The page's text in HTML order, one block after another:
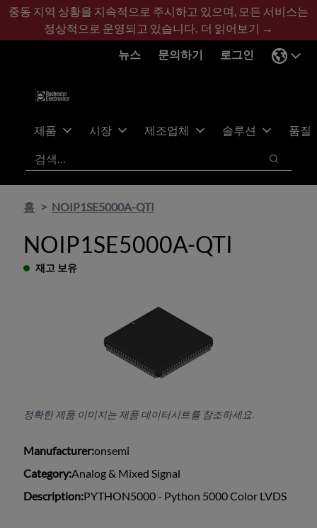
기
콘
바
글
중동 지역 상황을 지속적으로 주시하고 있으며, 모든 서비스는
정상적으로 운영되고 있습니다. 더 읽어보기 →
뉴스
문의하기 로그인
제품 시장 제조업체 솔루션
품질
검색
검색
홈 NOIP1SE5000A-QTI
NOIP1SE5000A-QTI
재고 보유
정확한 제품 이미지는 제품 데이터시트를 참조하세요.
Manufacturer:onsemi
Category:Analog & Mixed Signal
Description:PYTHON5000 - Python 5000 Color LVDS